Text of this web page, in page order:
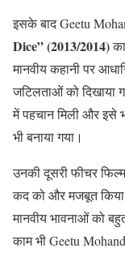
इसके बाद Geetu
Dice” (2013/2014)
मानवीय कहानी पर
जटिलताओं को दिखाया
में पहचान मिली और
भी बनाया गया।
उनकी दूसरी फीचर
कद को और मजबूत
मानवीय भावनाओं को
काम भी Geetu